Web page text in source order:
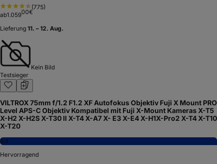
(775)
ab1.05900€
Lieferung 11. – 12. Aug.
Kein Bild
Testsieger
VILTROX 75mm f/1.2 F1.2 XF Autofokus Objektiv Fuji X Mount PRO
Level APS-C Objektiv Kompatibel mit Fuji X-Mount Kameras X-T5
X-H2 X-H2S X-T30 II X-T4 X-A7 X- E3 X-E4 X-H1X-Pro2 X-T4 X-T10
X-T20
8,4
Hervorragend